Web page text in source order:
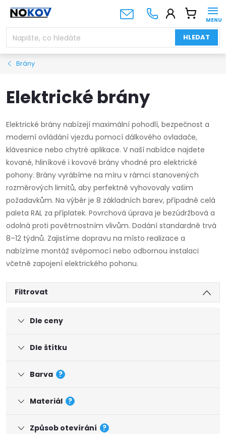
Přejít
obsah
HLEDAT
NÁKUPNÍ
KOŠÍK
Brány
Elektrické brány
Elektrické brány nabízejí maximální pohodlí, bezpečnost a
moderní ovládání vjezdu pomocí dálkového ovladače,
klávesnice nebo chytré aplikace. V naší nabídce najdete
kované, hliníkové i kovové brány vhodné pro elektrické
pohony. Brány vyrábíme na míru v rámci stanovených
rozměrových limitů, aby perfektně vyhovovaly vašim
požadavkům. Na výběr je 8 základních barev, případně celá
paleta RAL za příplatek. Povrchová úprava je bezúdržbová a
odolná proti povětrnostním vlivům. Dodání standardně trvá
8–12 týdnů. Zajistíme dopravu na místo realizace a
nabízíme montáž svépomocí nebo odbornou instalaci
včetně zapojení elektrického pohonu.
Filtrovat
Dle ceny
Dle štítku
Barva ?
Materiál ?
Způsob otevírání ?